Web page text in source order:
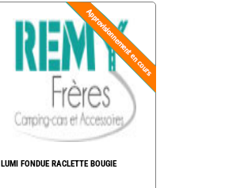
LUMI FONDUE RACLETTE BOUGIE